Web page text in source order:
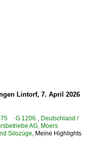
Lintorf, 7. April 2026
·G 1206·, Deutschland /
AG, Moers
Silozüge, Meine Highlights